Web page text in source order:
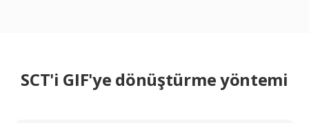
SCT'i GIF'ye dönüştürme yöntemi